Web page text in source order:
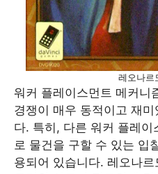
레오나르
워커 플레이스먼트 메커니
경쟁이 매우 동적이고 재
다. 특히, 다른 워커 플레이
로 물건을 구할 수 있는 입
용되어 있습니다. 레오나